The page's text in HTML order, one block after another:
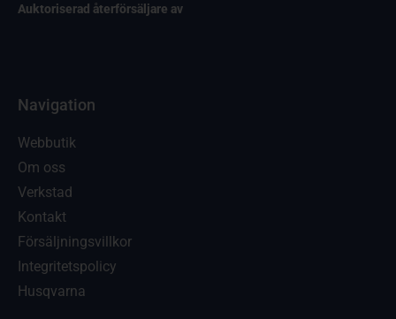
Auktoriserad återförsäljare av
Navigation
Webbutik
Om oss
Verkstad
Kontakt
Försäljningsvillkor
Integritetspolicy
Husqvarna